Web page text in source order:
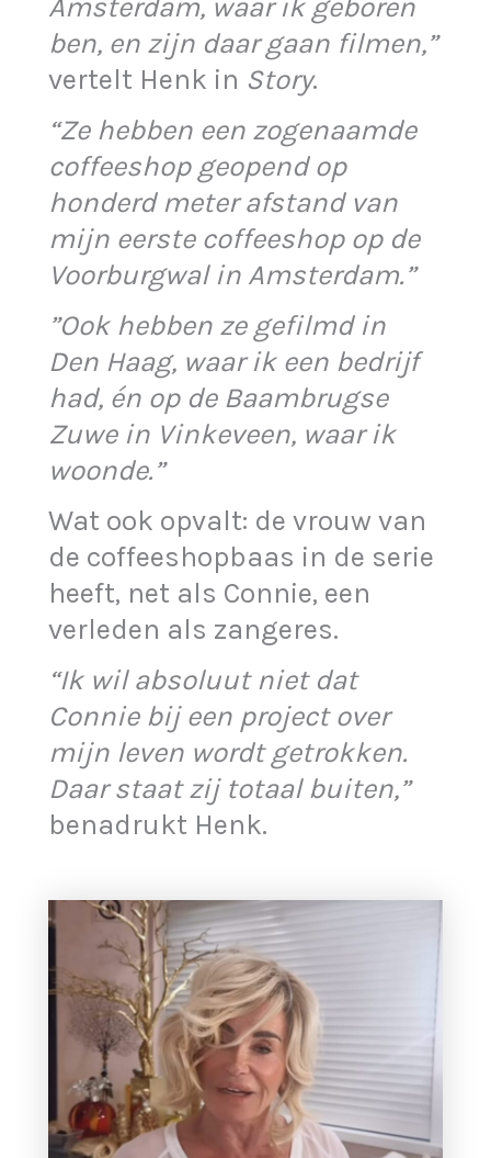
ben, en zijn daar gaan filmen,”
vertelt Henk in Story.
“Ze hebben een zogenaamde
coffeeshop geopend op
honderd meter afstand van
mijn eerste coffeeshop op de
Voorburgwal in Amsterdam.”
”Ook hebben ze gefilmd in
Den Haag, waar ik een bedrijf
had, én op de Baambrugse
Zuwe in Vinkeveen, waar ik
woonde.”
Wat ook opvalt: de vrouw van
de coffeeshopbaas in de serie
heeft, net als Connie, een
verleden als zangeres.
“Ik wil absoluut niet dat
Connie bij een project over
mijn leven wordt getrokken.
Daar staat zij totaal buiten,”
benadrukt Henk.